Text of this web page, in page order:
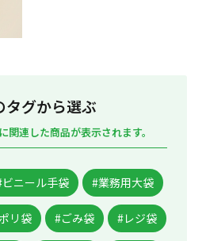
タグから選ぶ
関連した商品が表示されます。
ニール手袋 #業務用大袋
リ袋 #ごみ袋 #レジ袋